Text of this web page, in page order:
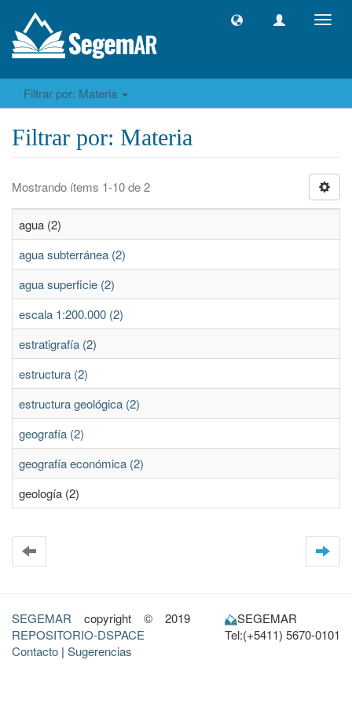
Filtrar por: Materia
Filtrar por: Materia
Mostrando ítems 1-10 de 2
agua (2)
agua subterránea (2)
agua superficie (2)
escala 1:200.000 (2)
estratigrafía (2)
estructura (2)
estructura geológica (2)
geografía (2)
geografía económica (2)
geología (2)
SEGEMAR copyright © 2019
REPOSITORIO-DSPACE
Contacto | Sugerencias
SEGEMAR
Tel:(+5411) 5670-0101